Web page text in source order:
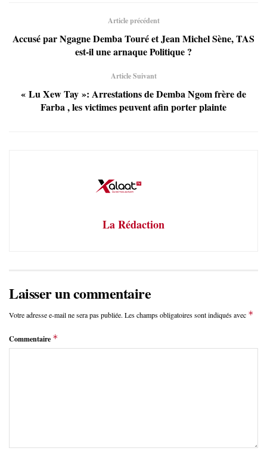
Article précédent
Accusé par Ngagne Demba Touré et Jean Michel Sène, TAS
est-il une arnaque Politique ?
Article Suivant
« Lu Xew Tay »: Arrestations de Demba Ngom frère de
Farba , les victimes peuvent afin porter plainte
La Rédaction
Laisser un commentaire
Votre adresse e-mail ne sera pas publiée. Les champs obligatoires sont indiqués avec *
Commentaire *